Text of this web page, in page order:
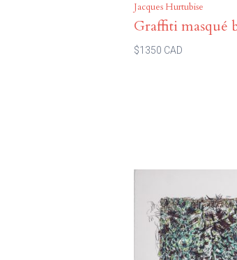
Jacques Hurtubise
Graffiti masqué
$1350 CAD